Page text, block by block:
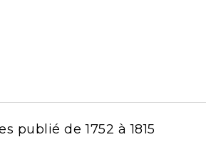
de 1752 à 1815